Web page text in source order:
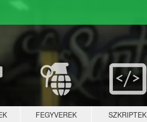
FEGYVEREK SZKRIPTEK